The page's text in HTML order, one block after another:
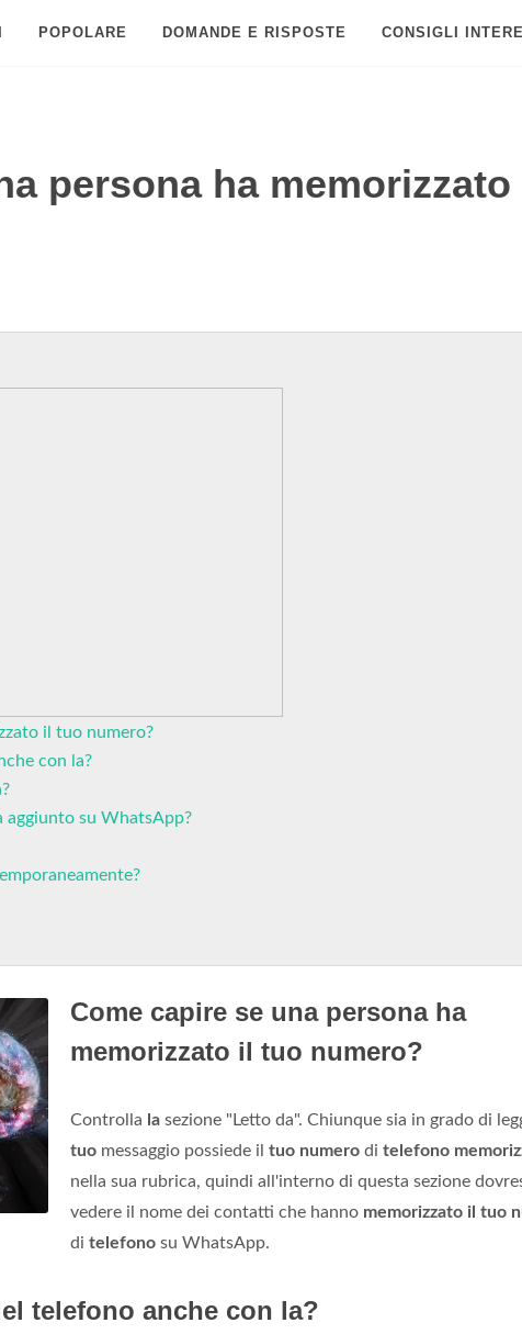
POPOLARE DOMANDE E RISPOSTE CONSIGLI
persona ha
il tuo numero?
con la?
aggiunto su WhatsApp?
Come capire se una persona ha
memorizzato il tuo numero?
Controlla la sezione "Letto da". Chiunque sia in grado di
tuo messaggio possiede il tuo numero di telefono
nella sua rubrica, quindi all'interno di questa sezione
vedere il nome dei contatti che hanno memorizzato il tuo
di telefono su WhatsApp.
telefono anche con la?